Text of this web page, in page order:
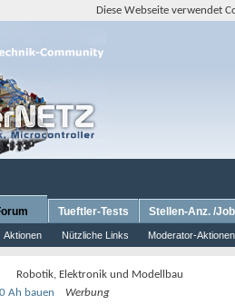
Aktionen Nützliche Links Moderator-Aktionen
Tueftler-Tests Stellen-Anz. /
Robotik, Elektronik und Modellbau
Werbung
Diese Webseite verwendet